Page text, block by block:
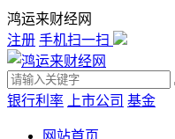
鸿运来财经网
注册 手机扫一扫
银行利率 上市公司 基金
网站首页